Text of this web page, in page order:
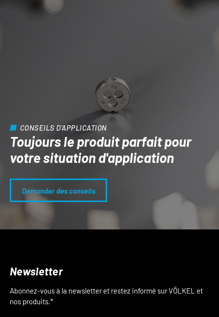
CONSEILS D'APPLICATION
Toujours le produit parfait pour
votre situation d'application
Demander des conseils
Newsletter
Abonnez-vous à la newsletter et restez informé sur VÖLKEL et
nos produits.*